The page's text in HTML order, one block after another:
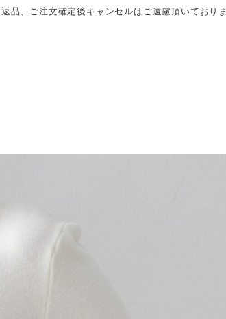
品、ご注文確定後キャンセルはご遠慮頂いておりま